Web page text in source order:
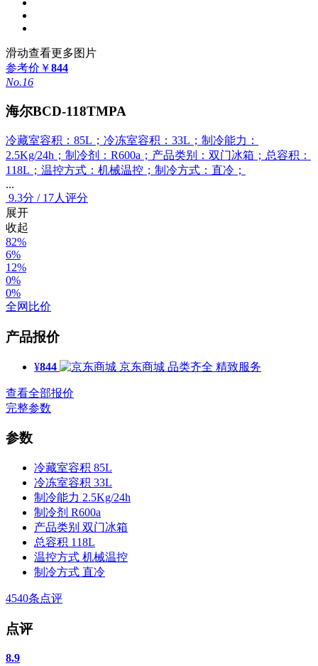
滑动查看更多图片
参考价 ￥844
No.16
海尔BCD-118TMPA
冷藏室容积：85L；冷冻室容积：33L；制冷能力：
2.5Kg/24h；制冷剂：R600a；产品类别：双门冰箱；总容积：
118L；温控方式：机械温控；制冷方式：直冷；
...
9.3分 / 17人评分
展开
收起
82%
6%
12%
0%
0%
全网比价
产品报价
¥844 京东商城 品类齐全 精致服务
查看全部报价
完整参数
参数
冷藏室容积 85L
冷冻室容积 33L
制冷能力 2.5Kg/24h
制冷剂 R600a
产品类别 双门冰箱
总容积 118L
温控方式 机械温控
制冷方式 直冷
4540条点评
点评
8.9